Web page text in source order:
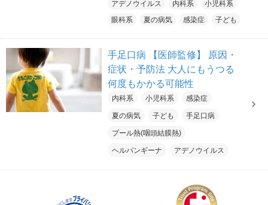
アデノウイルス
内科系
小児科系
眼科系
夏の病気 感染症 子ども
手足口病 【医師監修】 原因・
症状・予防法 大人にもうつる
何度もかかる可能性
内科系 小児科系 感染症
夏の病気 子ども 手足口病
プール熱(咽頭結膜熱)
ヘルパンギーナ アデノウイルス